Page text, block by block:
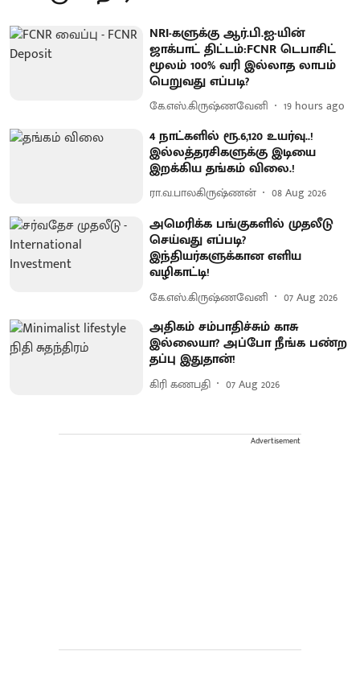
NRI-களுக்கு ஆர்.பி.ஐ-யின்
ஜாக்பாட் திட்டம்:FCNR டெபாசிட்
மூலம் 100% வரி இல்லாத லாபம்
பெறுவது எப்படி?
கே.எஸ்.கிருஷ்ணவேனி 19 hours ago
4 நாட்களில் ரூ.6,120 உயர்வு..!
இல்லத்தரசிகளுக்கு இடியை
இறக்கிய தங்கம் விலை.!
ரா.வ.பாலகிருஷ்ணன் 08 Aug 2026
அமெரிக்க பங்குகளில் முதலீடு
செய்வது எப்படி?
இந்தியர்களுக்கான எளிய
வழிகாட்டி!
கே.எஸ்.கிருஷ்ணவேனி 07 Aug 2026
அதிகம் சம்பாதிச்சும் காசு
இல்லையா? அப்போ நீங்க பண்ற
தப்பு இதுதான்!
கிரி கணபதி 07 Aug 2026
Advertisement